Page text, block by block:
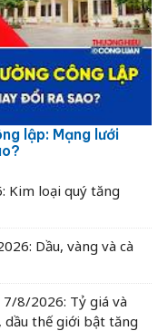
lập: Mạng lưới
Kim loại quý tăng
Dầu, vàng và cà
8/2026: Tỷ giá và
dầu thế giới bật tăng